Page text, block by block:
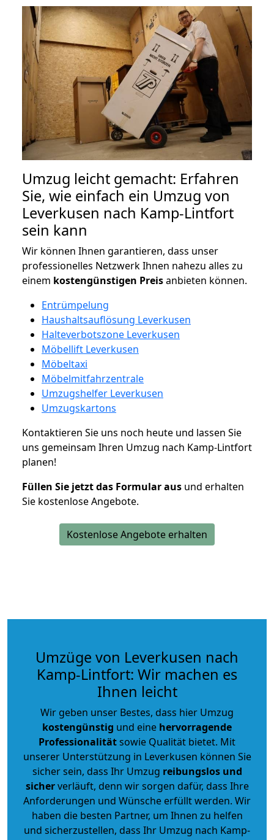
Umzug leicht gemacht: Erfahren
Sie, wie einfach ein Umzug von
Leverkusen nach Kamp-Lintfort
sein kann
Wir können Ihnen garantieren, dass unser
professionelles Netzwerk Ihnen nahezu alles zu
einem kostengünstigen Preisanbieten können.
Entrümpelung
Haushaltsauflösung Leverkusen
Halteverbotszone Leverkusen
Möbellift Leverkusen
Möbeltaxi
Möbelmitfahrzentrale
Umzugshelfer Leverkusen
Umzugskartons
Kontaktieren Sie uns noch heute und lassen Sie
uns gemeinsam Ihren Umzug nach Kamp-Lintfort
planen!
Füllen Sie jetzt das Formular aus und erhalten
Sie kostenlose Angebote.
Kostenlose Angebote erhalten
Umzüge von Leverkusen nach
Kamp-Lintfort: Wir machen es
Ihnen leicht
Wir geben unser Bestes, dass hier Umzug
kostengünstig und eine hervorragende
Professionalitätsowie Qualität bietet. Mit
unserer Unterstützung in Leverkusen können Sie
sicher sein, dass Ihr Umzug reibungslos und
sicherverläuft, denn wir sorgen dafür, dass Ihre
Anforderungen und Wünsche erfüllt werden. Wir
haben die besten Partner, um Ihnen zu helfen
und sicherzustellen, dass Ihr Umzug nach Kamp-